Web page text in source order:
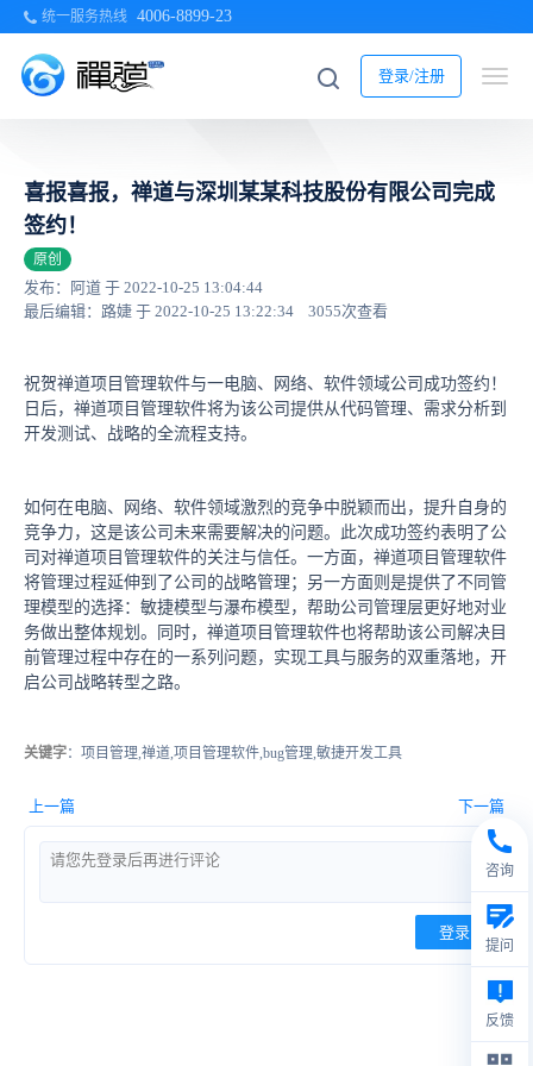
统一服务热线 4006-8899-23
登录/注册
喜报喜报，禅道与深圳某某科技股份有限公司完成
签约！
原创
发布：阿道 于 2022-10-25 13:04:44
最后编辑：路婕 于 2022-10-25 13:22:34
3055次查看
祝贺禅道项目管理软件与一电脑、网络、软件领域公司成功签约！
日后，禅道项目管理软件将为该公司提供从代码管理、需求分析到
开发测试、战略的全流程支持。
如何在电脑、网络、软件领域激烈的竞争中脱颖而出，提升自身的
竞争力，这是该公司未来需要解决的问题。此次成功签约表明了公
司对禅道项目管理软件的关注与信任。一方面，禅道项目管理软件
将管理过程延伸到了公司的战略管理；另一方面则是提供了不同管
理模型的选择：敏捷模型与瀑布模型，帮助公司管理层更好地对业
务做出整体规划。同时，禅道项目管理软件也将帮助该公司解决目
前管理过程中存在的一系列问题，实现工具与服务的双重落地，开
启公司战略转型之路。
关键字：项目管理,禅道,项目管理软件,bug管理,敏捷开发工具
上一篇 下一篇
登录
咨询
提问
反馈